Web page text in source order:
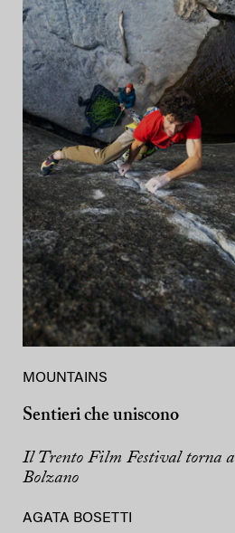
MOUNTAINS
Sentieri che uniscono
Il Trento Film Festival torna a
Bolzano
AGATA BOSETTI